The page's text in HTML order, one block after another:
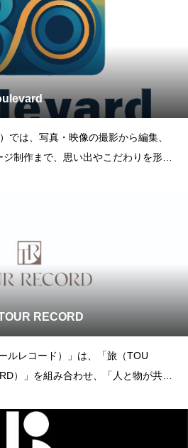
では、写真・映像の撮影から編集、
制作まで、思い出やこだわりを形に
RECORD
ルレコード）」は、「旅（TOU
）」を組み合わせ、「人と物が共に